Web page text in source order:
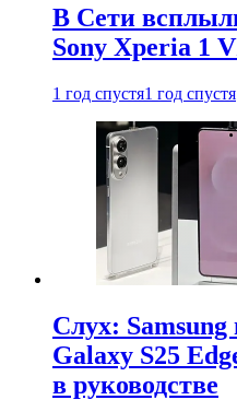
В Сети
Sony Xperia 1
1 год спустя1 год спустя
Слух: Samsung
Galaxy S25
в руководстве